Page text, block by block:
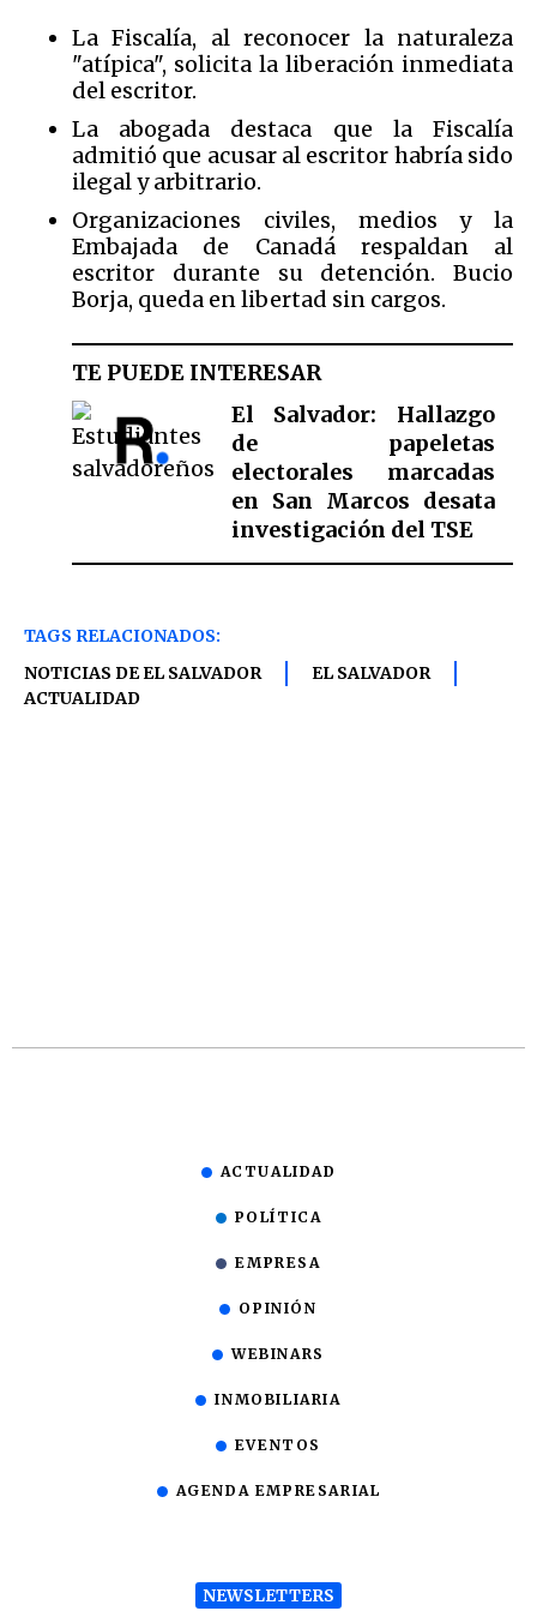
La Fiscalía, al reconocer la naturaleza
"atípica", solicita la liberación inmediata
del escritor.
La abogada destaca que la Fiscalía
admitió que acusar al escritor habría sido
ilegal y arbitrario.
Organizaciones civiles, medios y la
Embajada de Canadá respaldan al
escritor durante su detención. Bucio
Borja, queda en libertad sin cargos.
TE PUEDE INTERESAR
El Salvador: Hallazgo
de papeletas
electorales marcadas
en San Marcos desata
investigación del TSE
TAGS RELACIONADOS:
NOTICIAS DE EL SALVADOR
EL SALVADOR
ACTUALIDAD
ACTUALIDAD
POLÍTICA
EMPRESA
OPINIÓN
WEBINARS
INMOBILIARIA
EVENTOS
AGENDA EMPRESARIAL
NEWSLETTERS